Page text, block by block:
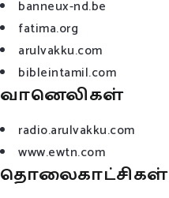
banneux-nd.be
fatima.org
arulvakku.com
bibleintamil.com
வானெலிகள்
radio.arulvakku.com
www.ewtn.com
தொலைகாட்சிகள்